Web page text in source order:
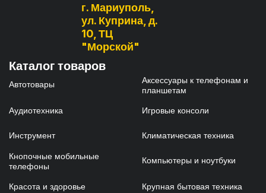
г. Мариуполь,
ул. Куприна, д.
10, ТЦ
"Морской"
Каталог товаров
Автотовары
Аксессуары к телефонам и
планшетам
Аудиотехника Игровые консоли
Инструмент Климатическая техника
Кнопочные мобильные
телефоны
Компьютеры и ноутбуки
Красота и здоровье Крупная бытовая техника